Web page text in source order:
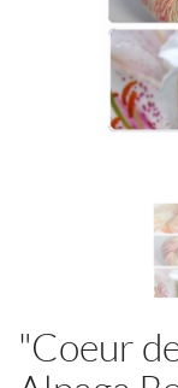
"Coeur